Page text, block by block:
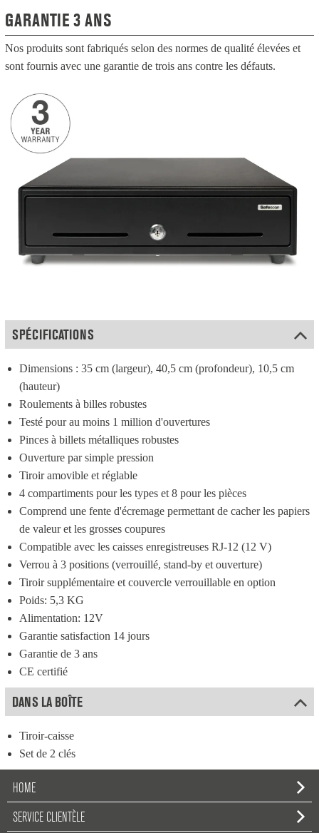
GARANTIE 3 ANS
Nos produits sont fabriqués selon des normes de qualité élevées et
sont fournis avec une garantie de trois ans contre les défauts.
SPÉCIFICATIONS
Dimensions : 35 cm (largeur), 40,5 cm (profondeur), 10,5 cm
(hauteur)
Roulements à billes robustes
Testé pour au moins 1 million d'ouvertures
Pinces à billets métalliques robustes
Ouverture par simple pression
Tiroir amovible et réglable
4 compartiments pour les types et 8 pour les pièces
Comprend une fente d'écremage permettant de cacher les papiers
de valeur et les grosses coupures
Compatible avec les caisses enregistreuses RJ-12 (12 V)
Verrou à 3 positions (verrouillé, stand-by et ouverture)
Tiroir supplémentaire et couvercle verrouillable en option
Poids: 5,3 KG
Alimentation: 12V
Garantie satisfaction 14 jours
Garantie de 3 ans
CE certifié
DANS LA BOÎTE
Tiroir-caisse
Set de 2 clés
HOME
SERVICE CLIENTÈLE